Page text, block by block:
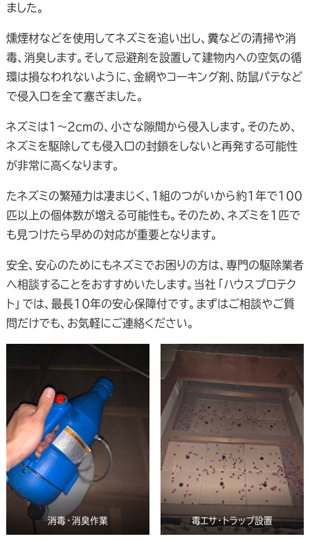
ました。
燻煙材などを使用してネズミを追い出し、糞などの清掃や消
毒、消臭します。そして忌避剤を設置して建物内への空気の循
環は損なわれないように、金網やコーキング剤、防鼠パテなど
で侵入口を全て塞ぎました。
ネズミは1～2cmの、小さな隙間から侵入します。そのため、
ネズミを駆除しても侵入口の封鎖をしないと再発する可能性
が非常に高くなります。
たネズミの繁殖力は凄まじく、１組のつがいから約1年で100
匹以上の個体数が増える可能性も。そのため、ネズミを1匹で
も見つけたら早めの対応が重要となります。
安全、安心のためにもネズミでお困りの方は、専門の駆除業者
へ相談することをおすすめいたします。当社「ハウスプロテク
ト」では、最長10年の安心保障付です。まずはご相談やご質
問だけでも、お気軽にご連絡ください。
消毒・消臭作業 毒エサ・トラップ設置